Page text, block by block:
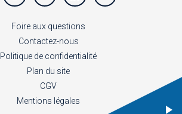
Foire aux questions
Contactez-nous
Politique de confidentialité
Plan du site
CGV
Mentions légales